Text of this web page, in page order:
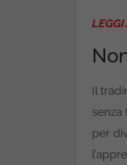
Il
senza
per